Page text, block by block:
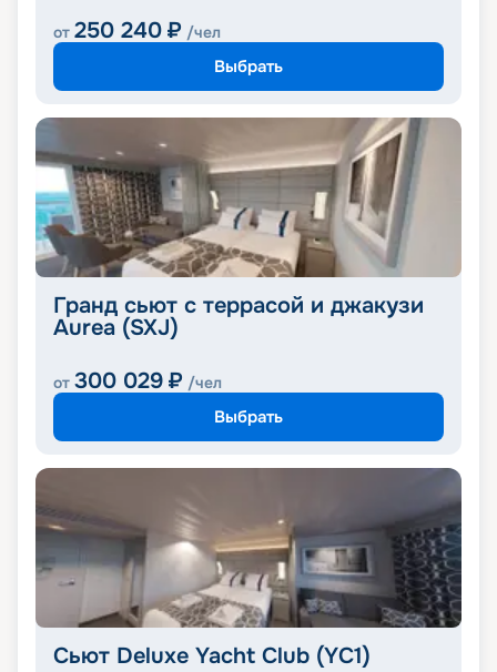
от 250 240 ₽ /чел
Выбрать
Гранд сьют с террасой и джакузи
Aurea (SXJ)
от 300 029 ₽ /чел
Выбрать
Сьют Deluxe Yacht Club (YC1)